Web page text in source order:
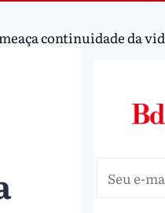
continuidade da